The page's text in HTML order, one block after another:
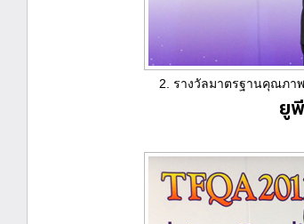
2. รางวัลมาตรฐานคุณภา
ยู